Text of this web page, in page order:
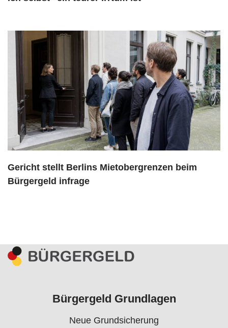
Gericht stellt Berlins Mietobergrenzen beim
Bürgergeld infrage
Bürgergeld Grundlagen
Neue Grundsicherung